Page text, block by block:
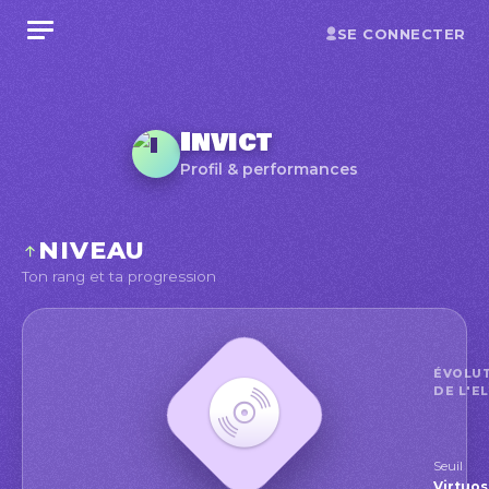
SE CONNECTER
Invict
Profil & performances
NIVEAU
Ton rang et ta progression
DE
Seuil